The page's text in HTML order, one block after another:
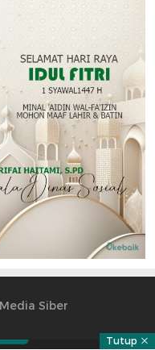
Siber
Tutup